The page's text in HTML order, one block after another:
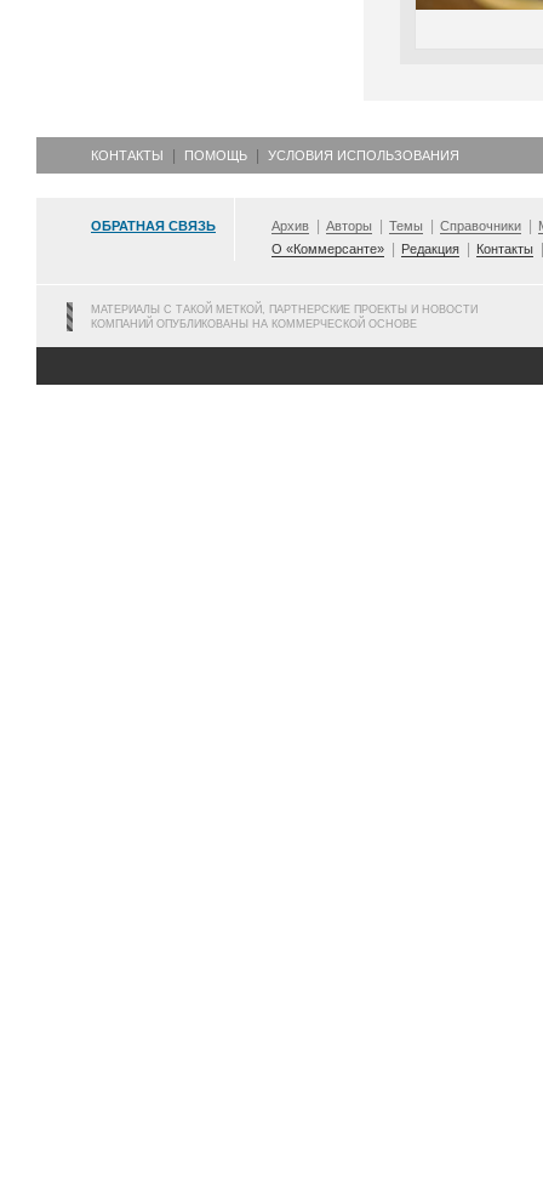
КОНТАКТЫ ПОМОЩЬ УСЛОВИЯ ИСПОЛЬЗОВАНИЯ
ОБРАТНАЯ СВЯЗЬ Архив Авторы Темы Справочники
О «Коммерсанте»
Редакция Контакты
МАТЕРИАЛЫ С ТАКОЙ МЕТКОЙ, ПАРТНЕРСКИЕ ПРОЕКТЫ И НОВОСТИ
КОМПАНИЙ ОПУБЛИКОВАНЫ НА КОММЕРЧЕСКОЙ ОСНОВЕ